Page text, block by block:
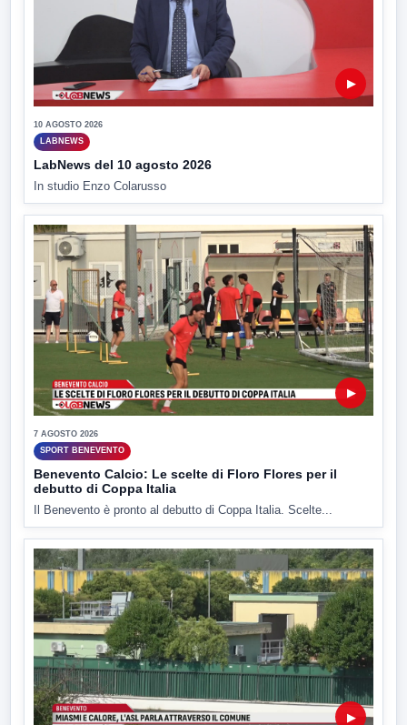
▶
10 AGOSTO 2026
LABNEWS
LabNews del 10 agosto 2026
In studio Enzo Colarusso
▶
7 AGOSTO 2026
SPORT BENEVENTO
Benevento Calcio: Le scelte di Floro Flores per il
debutto di Coppa Italia
Il Benevento è pronto al debutto di Coppa Italia. Scelte...
▶